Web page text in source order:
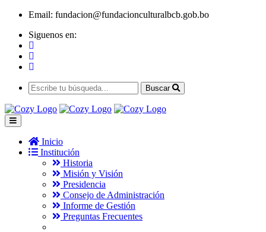
Email: fundacion@fundacionculturalbcb.gob.bo
Siguenos en:
Buscar
Inicio
Institución
Historia
Misión y Visión
Presidencia
Consejo de Administración
Informe de Gestión
Preguntas Frecuentes